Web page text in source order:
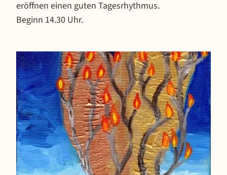
eröffnen einen guten Tagesrhythmus.
Beginn 14.30 Uhr.